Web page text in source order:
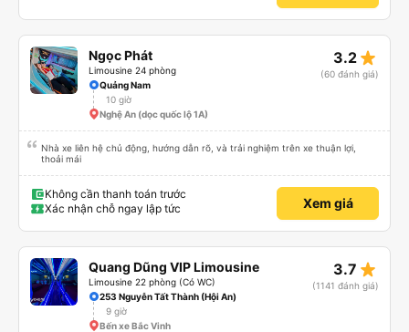
Ngọc Phát
Limousine 24 phòng
3.2 star_rate
(60 đánh giá)
Quảng Nam
10 giờ
Nghệ An (dọc quốc lộ 1A)
Nhà xe liên hệ chủ động, hướng dẫn rõ, và trải nghiệm trên xe thuận lợi,
thoải mái
Không cần thanh toán trước
Xác nhận chỗ ngay lập tức
Xem giá
Quang Dũng VIP Limousine
Limousine 22 phòng (Có WC)
3.7 star_rate
(1141 đánh giá)
253 Nguyễn Tất Thành (Hội An)
9 giờ
Bến xe Bắc Vinh